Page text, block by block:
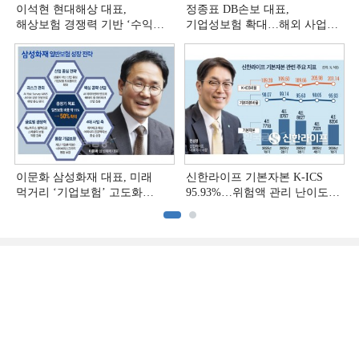
이석현 현대해상 대표,
해상보험 경쟁력 기반 ‘수익
(3)]
정종표 DB손보 대표,
기업성보험 확대…해외 사업
이문화 삼성화재 대표, 미래
먹거리 ‘기업보험’ 고도화
신한라이프 기본자본 K-ICS
95.93%…위험액 관리 난이도